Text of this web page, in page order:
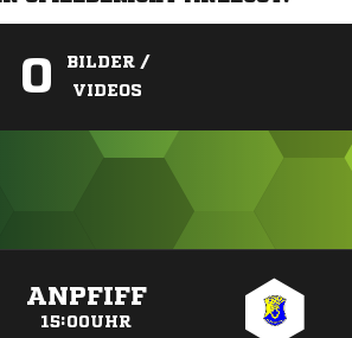
0
BILDER /
VIDEOS
ANPFIFF
15:00UHR